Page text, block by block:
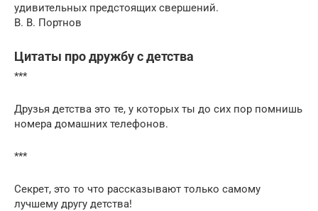
удивительных предстоящих свершений.
В. В. Портнов
Цитаты про дружбу с детства
***
Друзья детства это те, у которых ты до сих пор помнишь
номера домашних телефонов.
***
Секрет, это то что рассказывают только самому
лучшему другу детства!